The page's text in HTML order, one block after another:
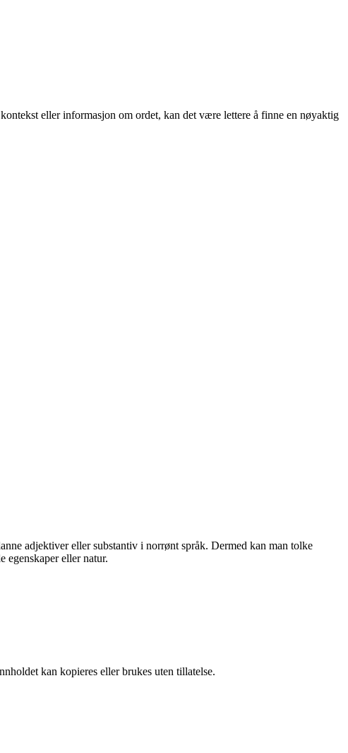
eller informasjon om ordet, kan det være lettere å finne en nøyaktig
adjektiver eller substantiv i norrønt språk. Dermed kan man tolke
egenskaper eller natur.
kan kopieres eller brukes uten tillatelse.